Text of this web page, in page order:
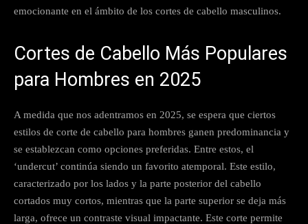
emocionante en el ámbito de los cortes de cabello masculinos.
Cortes de Cabello Más Populares
para Hombres en 2025
A medida que nos adentramos en 2025, se espera que ciertos
estilos de corte de cabello para hombres ganen predominancia y
se establezcan como opciones preferidas. Entre estos, el
‘undercut’ continúa siendo un favorito atemporal. Este estilo,
caracterizado por los lados y la parte posterior del cabello
cortados muy cortos, mientras que la parte superior se deja más
larga, ofrece un contraste visual impactante. Este corte permite